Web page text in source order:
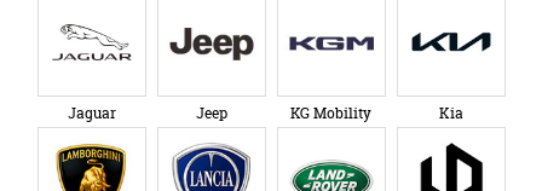
Jaguar Jeep KG Mobility Kia